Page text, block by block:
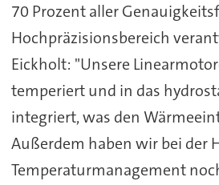
70 Prozent aller
Hochpräzisionsbereich
Eickholt: "Unsere
temperiert und in das
integriert, was den
Außerdem haben wir bei der
Temperaturmanagement